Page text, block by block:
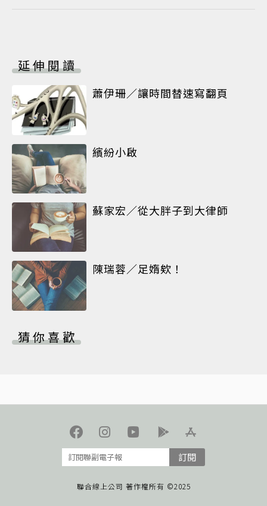
延伸閱讀
蕭伊珊／讓時間替速寫翻頁
繽紛小啟
蘇家宏／從大胖子到大律師
陳瑞蓉／足媠欸！
猜你喜歡
訂閱
聯合線上公司 著作權所有 ©2025